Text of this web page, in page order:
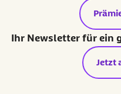
Ihr Newsletter für ein
Jetzt